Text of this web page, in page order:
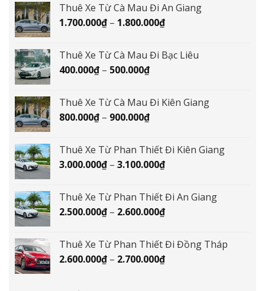
1.800.000₫
đến
Thuê Xe Từ Cà Mau Đi An Giang
1.700.000₫ – 1.800.000₫Khoảng
1.700.000₫
Thuê Xe Từ Cà Mau Đi Bạc Liêu
400.000₫ – 500.000₫Khoảng
400.000₫
đến
Thuê Xe Từ Cà Mau Đi Kiên Giang
800.000₫ – 900.000₫Khoảng
800.000₫
đến
Thuê Xe Từ Phan Thiết Đi Kiên Giang
3.000.000₫ – 3.100.000₫Khoảng
3.000.000₫
đến
Thuê Xe Từ Phan Thiết Đi An Giang
2.500.000₫ – 2.600.000₫Khoảng
2.500.000₫
đến
Thuê Xe Từ Phan Thiết Đi Đồng Tháp
2.600.000₫ – 2.700.000₫Khoảng